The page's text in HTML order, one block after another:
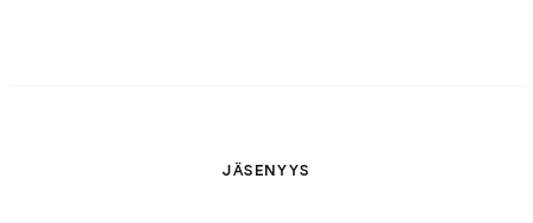
JÄSENYYS